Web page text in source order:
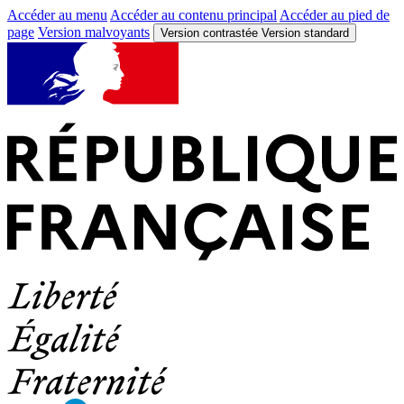
Accéder au menu Accéder au contenu principal Accéder au pied de
page Version malvoyants Version contrastée Version standard